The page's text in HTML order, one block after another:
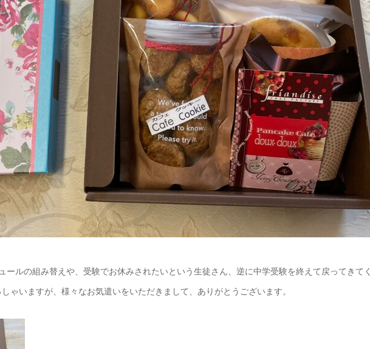
ールの組み替えや、受験でお休みされたいという生徒さん、逆に中学受験を終えて戻ってきてく
ゃいますが、様々なお気遣いをいただきまして、ありがとうございます。